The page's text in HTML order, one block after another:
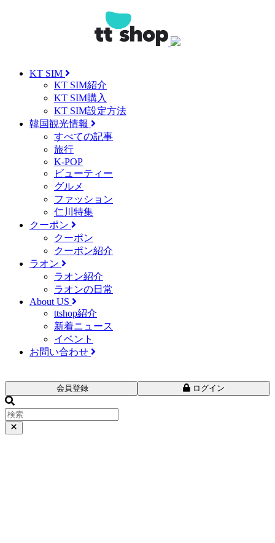
KT SIM
KT SIM紹介
KT SIM購入
KT SIM設定方法
韓国観光情報
すべての記事
旅行
K-POP
ビューティー
グルメ
ファッション
仁川特集
クーポン
クーポン
クーポン紹介
ラオン
ラオン紹介
ラオンの日常
About US
ttshop紹介
新着ニュース
イベント
お問い合わせ
会員登録 ログイン